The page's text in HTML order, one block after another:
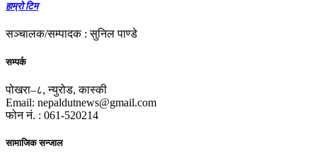
हाम्रो टिम
सञ्चालक/सम्पादक : सुनिल पाण्डे
सम्पर्क
पोखरा–८, न्युरोड, कास्की
Email: nepaldutnews@gmail.com
फोन नं. : 061-520214
सामाजिक सन्जाल